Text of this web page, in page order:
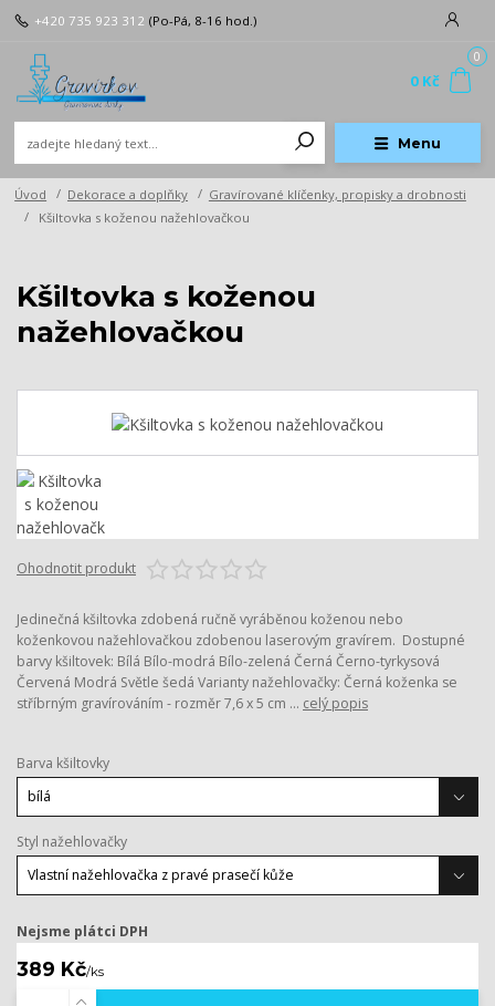
Menu
+420 735 923 312 (Po-Pá, 8-16 hod.)
0
0 Kč
Úvod Dekorace a doplňky
Gravírované klíčenky, propisky a drobnosti
Kšiltovka s koženou nažehlovačkou
Kšiltovka s koženou
nažehlovačkou
Ohodnotit produkt
Jedinečná kšiltovka zdobená ručně vyráběnou koženou nebo
koženkovou nažehlovačkou zdobenou laserovým gravírem. Dostupné
barvy kšiltovek: Bílá Bílo-modrá Bílo-zelená Černá Černo-tyrkysová
Červená Modrá Světle šedá Varianty nažehlovačky: Černá koženka se
stříbrným gravírováním - rozměr 7,6 x 5 cm ... celý popis
Barva kšiltovky
Styl nažehlovačky
Nejsme plátci DPH
389 Kč/ks